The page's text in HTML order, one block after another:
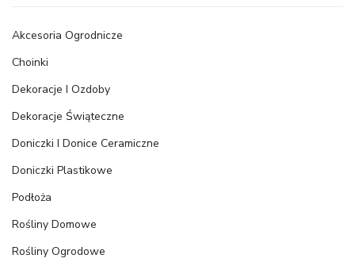
Akcesoria Ogrodnicze
Choinki
Dekoracje I Ozdoby
Dekoracje Świąteczne
Doniczki I Donice Ceramiczne
Doniczki Plastikowe
Podłoża
Rośliny Domowe
Rośliny Ogrodowe